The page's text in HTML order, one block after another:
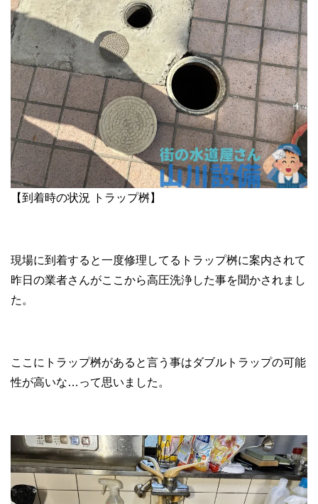
【到着時の状況 トラップ桝】
現場に到着すると一度修理してるトラップ桝に案内されて
昨日の業者さんがここから高圧洗浄した事を聞かされまし
た。
ここにトラップ桝があると言う事はダブルトラップの可能
性が高いな…って思いました。